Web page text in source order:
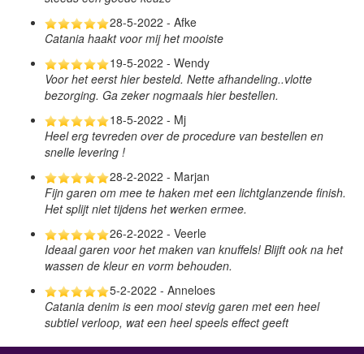
28-5-2022 - Afke
Catania haakt voor mij het mooiste
19-5-2022 - Wendy
Voor het eerst hier besteld. Nette afhandeling..vlotte
bezorging. Ga zeker nogmaals hier bestellen.
18-5-2022 - Mj
Heel erg tevreden over de procedure van bestellen en
snelle levering !
28-2-2022 - Marjan
Fijn garen om mee te haken met een lichtglanzende finish.
Het splijt niet tijdens het werken ermee.
26-2-2022 - Veerle
Ideaal garen voor het maken van knuffels! Blijft ook na het
wassen de kleur en vorm behouden.
5-2-2022 - Anneloes
Catania denim is een mooi stevig garen met een heel
subtiel verloop, wat een heel speels effect geeft